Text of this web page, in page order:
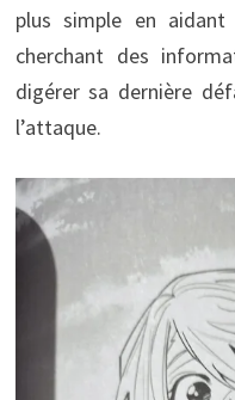
plus simple en
cherchant des
digérer sa dernière
l’attaque.